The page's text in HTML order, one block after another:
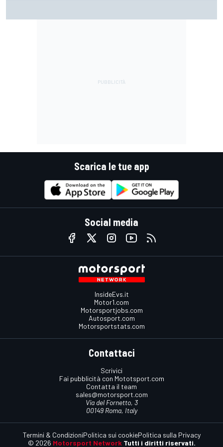
Scarica le tue app
Social media
InsideEvs.it
Motor1.com
Motorsportjobs.com
Autosport.com
Motorsportstats.com
Contattaci
Scrivici
Fai pubblicità con Mototsport.com
Contatta il team
sales@motorsport.com
Via del Fornetto, 3
00149 Roma, Italy
© 2026 Motorsport Network Tutti i diritti riservati.
Termini & CondizioniPolitica sui cookiePolitica sulla Privacy